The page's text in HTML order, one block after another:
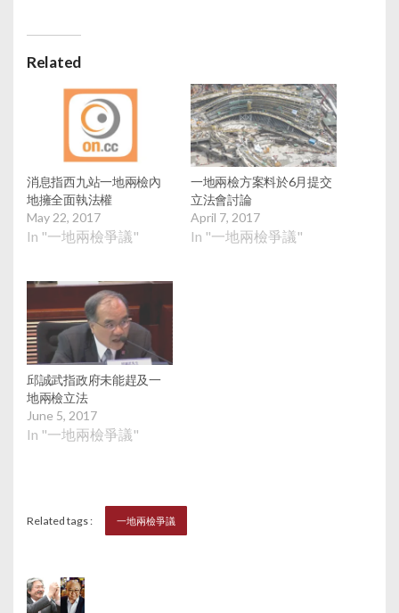
Related
消息指西九站一地兩檢內
地擁全面執法權
May 22, 2017
In "一地兩檢爭議"
一地兩檢方案料於6月提交
立法會討論
April 7, 2017
In "一地兩檢爭議"
邱誠武指政府未能趕及一
地兩檢立法
June 5, 2017
In "一地兩檢爭議"
Related tags : 一地兩檢爭議